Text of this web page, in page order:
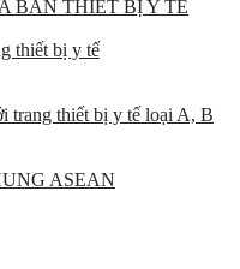
BÁN THIẾT BỊ Y TẾ
thiết bị y tế
trang thiết bị y tế loại A, B
ASEAN